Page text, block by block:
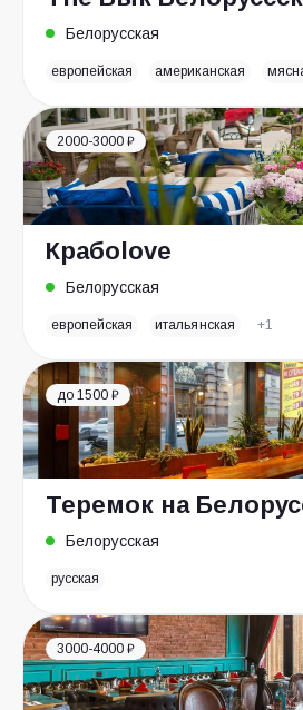
Белорусская
европейская американская
2000-3000 ₽
Крабоlove
Белорусская
европейская итальянская +1
до 1500 ₽
Теремок на
Белорусская
русская
3000-4000 ₽